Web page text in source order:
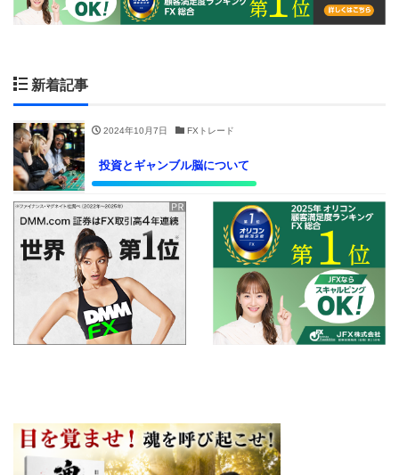
新着記事
2024年10月7日 FXトレード
投資とギャンブル脳について